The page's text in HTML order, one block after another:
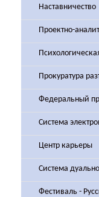
Наставничество
Проектно-
Прокуратура
Федеральный
Система
Центр карьеры
Система
Фестиваль -